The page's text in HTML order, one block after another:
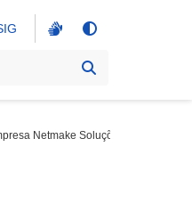
Netmake Soluções em